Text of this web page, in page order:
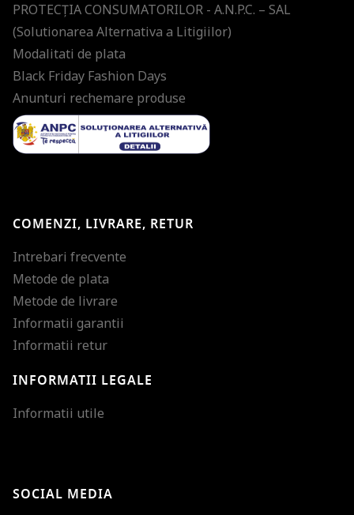
PROTECŢIA CONSUMATORILOR - A.N.P.C. – SAL
(Solutionarea Alternativa a Litigiilor)
Modalitati de plata
Black Friday Fashion Days
Anunturi rechemare produse
COMENZI, LIVRARE, RETUR
Intrebari frecvente
Metode de plata
Metode de livrare
Informatii garantii
Informatii retur
INFORMATII LEGALE
Informatii utile
SOCIAL MEDIA